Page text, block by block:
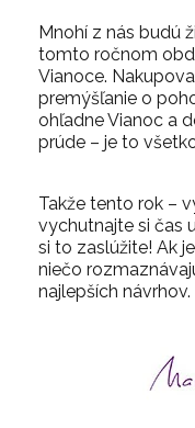
Mnohí z nás budú
tomto ročnom
Vianoce.
premýšľanie o
ohľadne Vianoc a
prúde – je to
Takže tento rok –
vychutnajte si čas
si to zaslúžite! Ak
niečo
najlepších návrhov.